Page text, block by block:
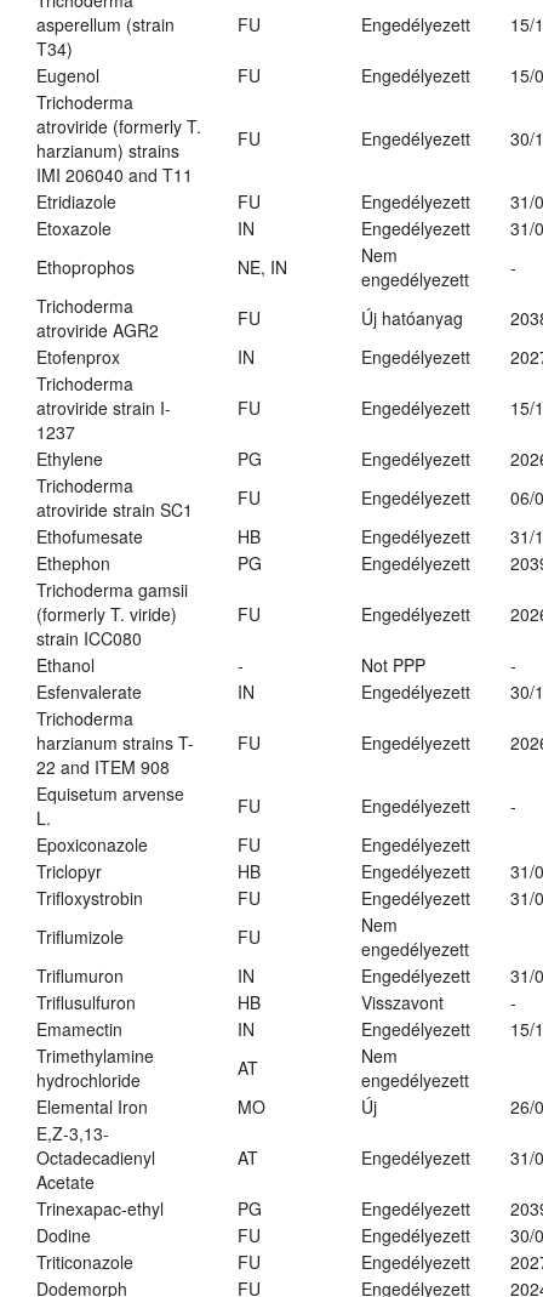
asperellum (strain
T34)
FU Engedélyezett 15/
Eugenol FU Engedélyezett
15/
Trichoderma
atroviride (formerly T.
harzianum) strains
IMI 206040 and T11
FU Engedélyezett 30/
Etridiazole FU Engedélyezett
31/
Etoxazole
IN Engedélyezett
31/
Ethoprophos
NE, IN
Nem
engedélyezett
-
Trichoderma
atroviride AGR2
FU Új hatóanyag
Etofenprox
IN Engedélyezett
Trichoderma
atroviride strain I-
1237
FU Engedélyezett 15/
Ethylene PG Engedélyezett
Trichoderma
atroviride strain SC1
FU Engedélyezett
06/
Ethofumesate
HB Engedélyezett
31/
Ethephon
PG Engedélyezett
Trichoderma gamsii
(formerly T. viride)
strain ICC080
FU Engedélyezett
Ethanol - Not PPP
-
Esfenvalerate
IN Engedélyezett
30/
Trichoderma
harzianum strains T-
22 and ITEM 908
FU Engedélyezett
Equisetum arvense
L.
FU Engedélyezett
-
Epoxiconazole
FU
Engedélyezett
Triclopyr
HB Engedélyezett
31/
Trifloxystrobin
FU Engedélyezett
31/
Triflumizole
FU
Nem
engedélyezett
Triflumuron
IN Engedélyezett
31/
Triflusulfuron
HB Visszavont
-
Emamectin
IN Engedélyezett
15/
Trimethylamine
hydrochloride
AT
Nem
engedélyezett
Elemental Iron
MO Új
26/
E,Z-3,13-
Octadecadienyl
Acetate
AT Engedélyezett 31/
Trinexapac-ethyl PG Engedélyezett
Dodine
FU Engedélyezett
30/
Triticonazole
FU Engedélyezett
Dodemorph
FU Engedélyezett